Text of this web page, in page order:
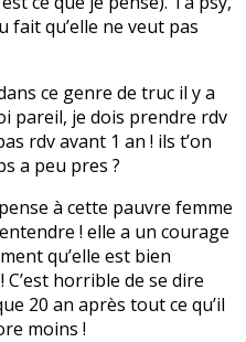
fait qu’elle ne veut pas
ce genre de truc il y a
pareil, je dois prendre rdv
rdv avant 1 an ! ils t’on
a peu pres ?
à cette pauvre femme
! elle a un courage
qu’elle est bien
horrible de se dire
20 an après tout ce qu’il
moins !